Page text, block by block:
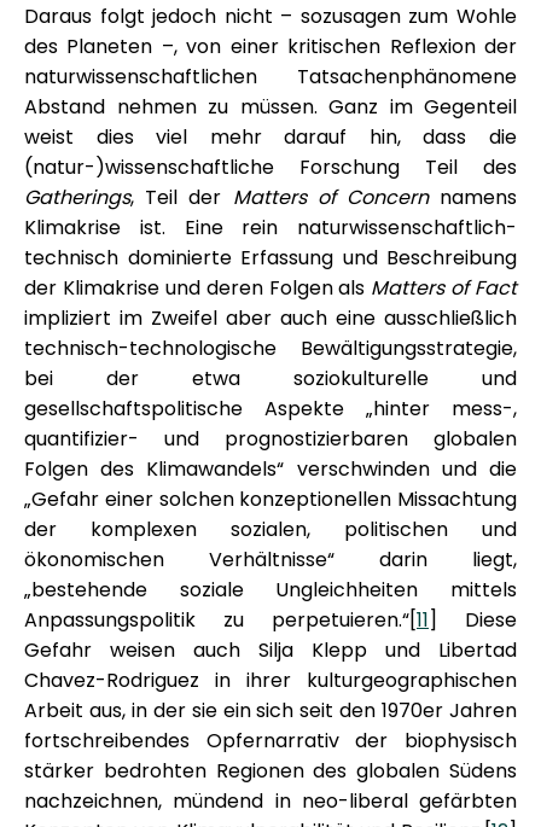
Daraus folgt jedoch nicht – sozusagen zum Wohle
des Planeten –, von einer kritischen Reflexion der
naturwissenschaftlichen Tatsachenphänomene
Abstand nehmen zu müssen. Ganz im Gegenteil
weist dies viel mehr darauf hin, dass die
(natur-)wissenschaftliche Forschung Teil des
Gatherings, Teil der Matters of Concernnamens
Klimakrise ist. Eine rein naturwissenschaftlich-
technisch dominierte Erfassung und Beschreibung
der Klimakrise und deren Folgen als Matters of Fact
impliziert im Zweifel aber auch eine ausschließlich
technisch-technologische Bewältigungsstrategie,
bei der etwa soziokulturelle und
gesellschaftspolitische Aspekte „hinter mess-,
quantifizier- und prognostizierbaren globalen
Folgen des Klimawandels“ verschwinden und die
„Gefahr einer solchen konzeptionellen Missachtung
der komplexen sozialen, politischen und
ökonomischen Verhältnisse“ darin liegt,
„bestehende soziale Ungleichheiten mittels
Anpassungspolitik zu perpetuieren.“[11] Diese
Gefahr weisen auch Silja Klepp und Libertad
Chavez-Rodriguez in ihrer kulturgeographischen
Arbeit aus, in der sie ein sich seit den 1970er Jahren
fortschreibendes Opfernarrativ der biophysisch
stärker bedrohten Regionen des globalen Südens
nachzeichnen, mündend in neo-liberal gefärbten